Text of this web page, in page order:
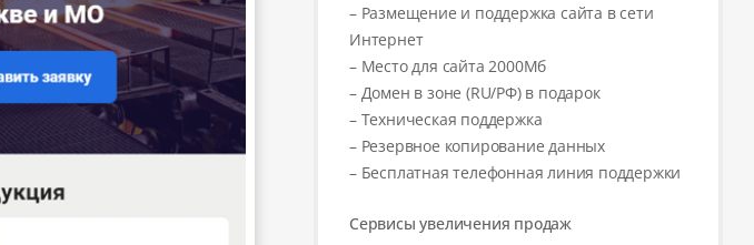
– Размещение и поддержка сайта в сети
Интернет
– Место для сайта 2000Мб
– Домен в зоне (RU/РФ) в подарок
– Техническая поддержка
– Резервное копирование данных
– Бесплатная телефонная линия поддержки
Сервисы увеличения продаж